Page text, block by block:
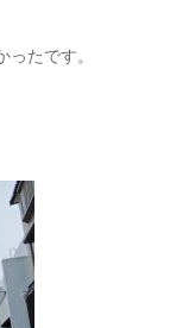
たです。